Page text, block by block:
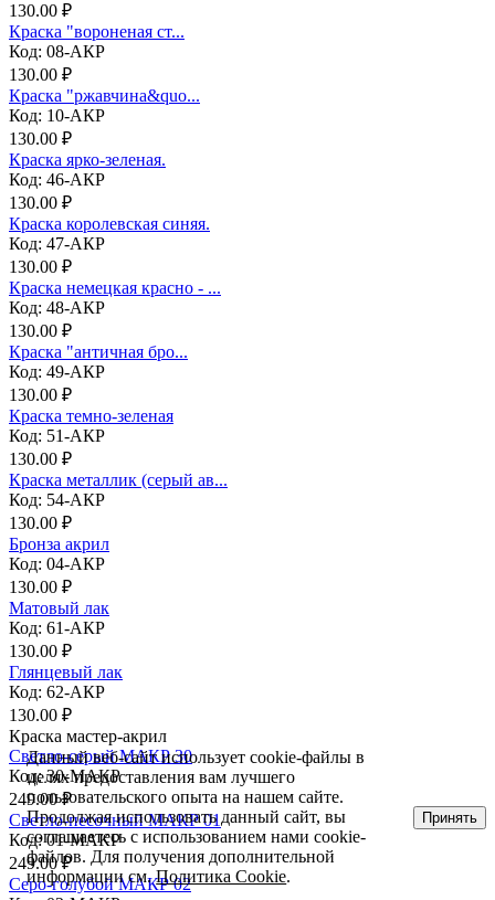
130.00 ₽
Краска "вороненая ст...
Код: 08-АКР
130.00 ₽
Краска "ржавчина&quo...
Код: 10-АКР
130.00 ₽
Краска ярко-зеленая.
Код: 46-АКР
130.00 ₽
Краска королевская синяя.
Код: 47-АКР
130.00 ₽
Краска немецкая красно - ...
Код: 48-АКР
130.00 ₽
Краска "античная бро...
Код: 49-АКР
130.00 ₽
Краска темно-зеленая
Код: 51-АКР
130.00 ₽
Краска металлик (серый ав...
Код: 54-АКР
130.00 ₽
Бронза акрил
Код: 04-АКР
130.00 ₽
Матовый лак
Код: 61-АКР
130.00 ₽
Глянцевый лак
Код: 62-АКР
130.00 ₽
Краска мастер-акрил
Светло-серый МАКР 30
Код: 30-МАКР
249.00 ₽
Светло-песочный МАКР 01
Код: 01-МАКР
249.00 ₽
Серо-голубой МАКР 02
Данный веб-сайт использует cookie-файлы в
целях предоставления вам лучшего
пользовательского опыта на нашем сайте.
Продолжая использовать данный сайт, вы
соглашаетесь с использованием нами cookie-
файлов. Для получения дополнительной
информации см.Политика Cookie.
Принять